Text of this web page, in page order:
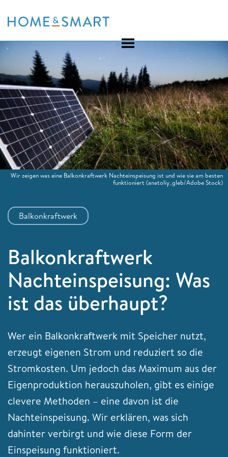
to
Balkonkraftwerk
Balkonkraftwerk
Nachteinspeisung: Was
ist das überhaupt?
Wer ein Balkonkraftwerk mit Speicher nutzt,
erzeugt eigenen Strom und reduziert so die
Stromkosten. Um jedoch das Maximum aus der
Eigenproduktion herauszuholen, gibt es einige
clevere Methoden – eine davon ist die
Nachteinspeisung. Wir erklären, was sich
dahinter verbirgt und wie diese Form der
Einspeisung funktioniert.
Wir zeigen was eine Balkonkraftwerk Nachteinspeisung ist und wie sie am besten
funktioniert (anatoliy_gleb/Adobe Stock)